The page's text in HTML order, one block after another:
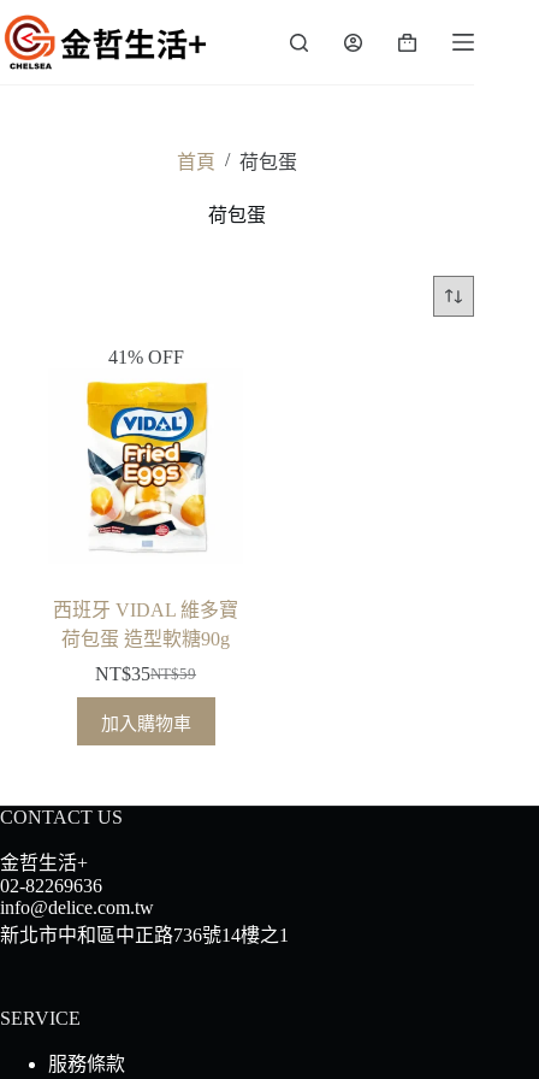
跳
至
主
購
首頁 / 荷包蛋
荷包蛋
41% OFF
西班牙 VIDAL 維多寶
荷包蛋 造型軟糖90g
NT$59
始
價
NT$59。
NT$35
前
價
NT$35。
加入購物車
CONTACT US
金哲生活+
02-82269636
info@delice.com.tw
新北市中和區中正路736號14樓之1
SERVICE
服務條款